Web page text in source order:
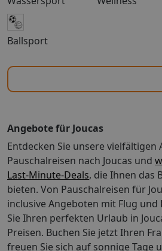
Wellness: Saunen: 1 So wohnen Sie: In den Zimmern
gibt es eine Klimaanlage und eine
Grundausstattung der meisten
verfügen über ein Kingsizebett
vorhanden. Zudem sind ein Safe
Standardeinrichtung. Darüber
ein TV-Gerät, ein Radio und WiFi
vorhanden. Zu den Vorzügen der
Hausschuhe. Die Badezimmer
einer Dusche und einer
ein Kosmetikspiegel und
Gebrauch zur Verfügung. So
gegen Gebühr, Heizung,
Dusche, Badewanne, Föhn,
Ballsport
Angebote für Joucas
Entdecken Sie unsere vielfältigen
Pauschalreisen nach Joucas und
Last-Minute-Deals, die Ihnen das
bieten. Von Pauschalreisen für
inclusive Angeboten mit Flug und
Sie Ihren perfekten Urlaub in
Preisen. Buchen Sie jetzt Ihren
freuen Sie sich auf sonnige Tage